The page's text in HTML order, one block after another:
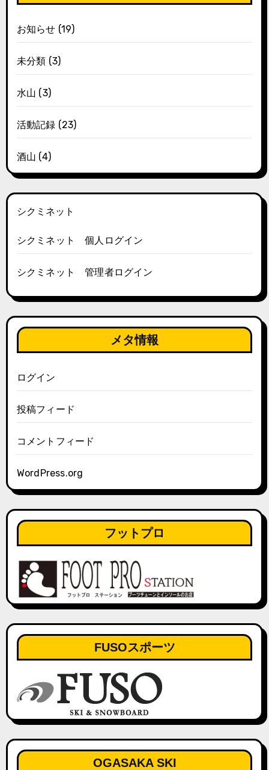
お知らせ (19)
未分類 (3)
水山 (3)
活動記録 (23)
酒山 (4)
シクミネット
シクミネット 個人ログイン
シクミネット 管理者ログイン
メタ情報
ログイン
投稿フィード
コメントフィード
WordPress.org
フットプロ
FUSOスポーツ
OGASAKA SKI